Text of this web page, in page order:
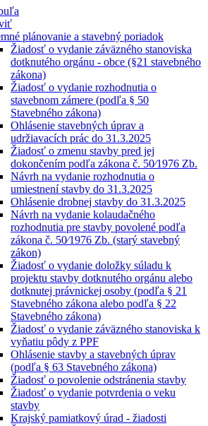
plánovanie a stavebný poriadok
Žiadosť o vydanie záväzného stanoviska
dotknutého orgánu - obce (§21 stavebného
zákona)
Žiadosť o vydanie rozhodnutia o
stavebnom zámere (podľa § 50
Stavebného zákona)
Ohlásenie stavebných úprav a
udržiavacích prác do 31.3.2025
Žiadosť o zmenu stavby pred jej
dokončením podľa zákona č. 50⁄1976 Zb.
Návrh na vydanie rozhodnutia o
umiestnení stavby do 31.3.2025
Ohlásenie drobnej stavby do 31.3.2025
Návrh na vydanie kolaudačného
rozhodnutia pre stavby povolené podľa
zákona č. 50⁄1976 Zb. (starý stavebný
zákon)
Žiadosť o vydanie doložky súladu k
projektu stavby dotknutého orgánu alebo
dotknutej právnickej osoby (podľa § 21
Stavebného zákona alebo podľa § 22
Stavebného zákona)
Žiadosť o vydanie záväzného stanoviska k
vyňatiu pôdy z PPF
Ohlásenie stavby a stavebných úprav
(podľa § 63 Stavebného zákona)
Žiadosť o povolenie odstránenia stavby
Žiadosť o vydanie potvrdenia o veku
stavby
Krajský pamiatkový úrad - žiadosti